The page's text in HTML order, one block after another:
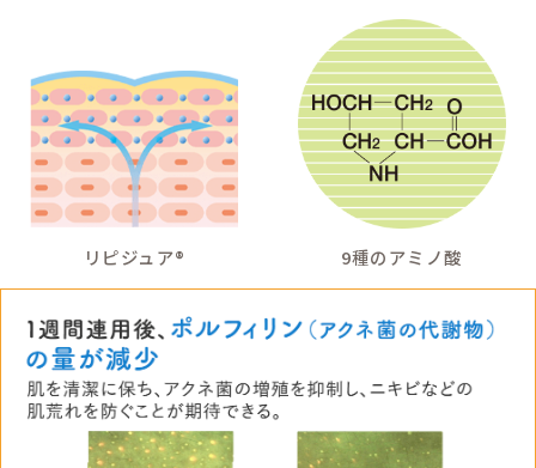
赤ちゃんやキッ
あせもや肌
薬用ミス
汗か
に整